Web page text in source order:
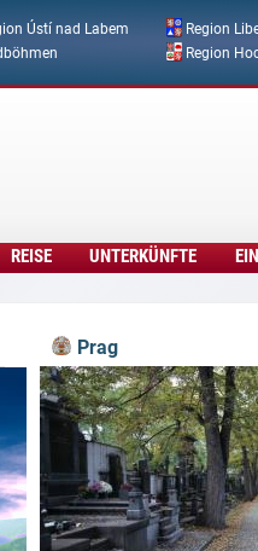
Direkt zum
Ústí nad Labem Region
Region
REISE UNTERKÜNFTE
Prag